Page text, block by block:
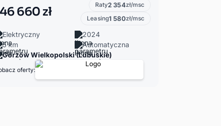
660 zł Raty2 354zł/msc
Leasing1 580zł/msc
Elektryczny
2024
5 km
Automatyczna
Gorzów Wielkopolski (Lubuskie)
oferty: